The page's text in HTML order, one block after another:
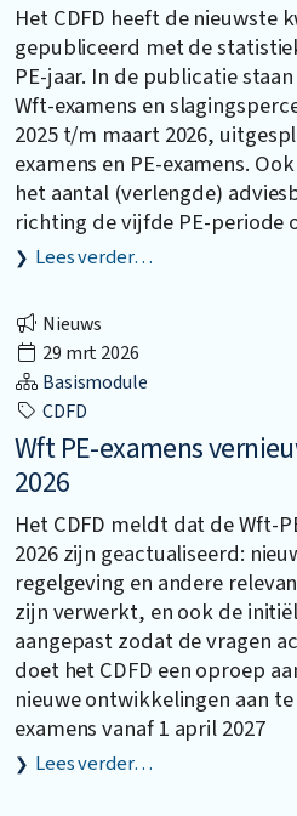
Het CDFD heeft de nieuwste
gepubliceerd met de
PE-jaar. In de publicatie
Wft-examens en
2025 t/m maart 2026,
examens en PE-examens.
het aantal (verlengde)
richting de vijfde PE-periode
Lees verder…
Nieuws
29 mrt 2026
Basismodule
CDFD
Wft PE-examens
2026
Het CDFD meldt dat de Wft-
2026 zijn geactualiseerd:
regelgeving en andere
zijn verwerkt, en ook de
aangepast zodat de vragen
doet het CDFD een oproep
nieuwe ontwikkelingen aan
examens vanaf 1 april 2027
Lees verder…